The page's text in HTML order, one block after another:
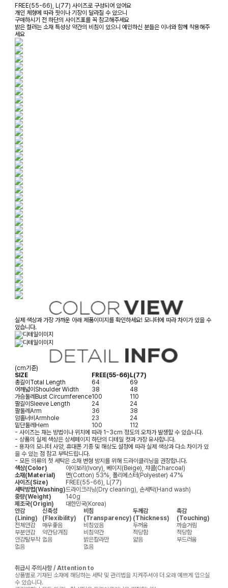
FREE(55-66), L(77) 사이즈로 구성되어 있어요
개인 체형에 따라 핏이나 기장이 달라질 수 있으니
구매하시기 전 하단의 사이즈표를 꼭 참고해주세요
밝은 컬러는 소재 특성상 약간의 비침이 있으니 예민하신 분들은 이너와 함께 착용해주
세요
실제 색상과 가장 가까운 아래 제품이미지를 확인하세요! 모니터에 따라 차이가 있을 수
있습니다.
(cm기준)
SIZE
FREE(55-66)L(77)
총길이Total Length 64
69
어깨넓이Shoulder Width 38
48
가슴둘레Bust Circumference100
110
팔길이Sleeve Length 24
24
팔둘레Arm 36
38
암홀너비Armhole 23
24
밑단둘레Hem 100
112
- 사이즈는 재는 방법이나 위치에 따라 1~3cm 정도의 오차가 발생할 수 있습니다.
- 상품의 실제 색상은 상세페이지 하단의 디테일 컷과 가장 유사합니다.
- 용자의 모니터 사양, 휴대폰 기종 및 해상도 설정에 따라 실제 색상과 다소 차이가 있
을 수 있는 점 참고 부탁드립니다.
- 모든 의류의 첫 세탁은 소재 변형 방지를 위해 드라이클리닝을 권장합니다.
색상(Color)
아이보리(Ivory), 베이지(Beige), 챠콜(Charcoal)
소재(Material)
면(Cotton) 53%, 폴리에스터(Polyester) 47%
사이즈(Size)
FREE(55-66), L(77)
세탁방법(Washing)드라이크리닝(Dry cleaning), 손세탁(Hand wash)
중량(Weight)
140g
제조국(Origin)
대한민국(Korea)
안감
(Lining)
신축성
(Flexibility)
비침
(Transparency)
두께감
(Thickness)
촉감
(Touching)
전체안감
매우좋음 비침있음 두꺼움
까슬거림
부분안감
약간당겨짐 비침약간 적당함
적당함
안감탈부착 없음 밝은칼라만 얇음
부드러움
없음
없음
취급시 주의사항 / Attention to
상품별로 기재된 소재에 해당하는 세탁 및 관리법을 지켜주셔야 더 오래 예쁘게 입으실
수 있습니다.